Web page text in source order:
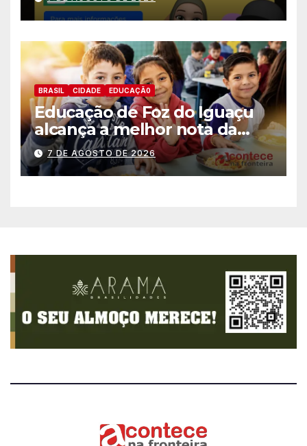
BRASIL CIDADE EDUCAÇÃ0
Educação de Foz do Iguaçu
alcança a melhor nota da
história no IDEB
7 DE AGOSTO DE 2026